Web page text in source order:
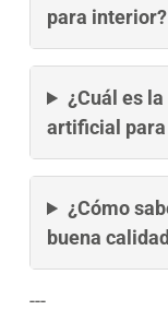
para interior?
¿Cuál es
artificial
¿Cómo
buena
---